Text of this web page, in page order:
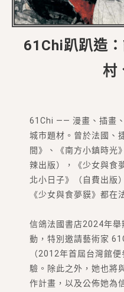
61Chi趴趴造
村
61Chi —— 漫畫、插畫
城市題材。曾於法國、
間》、《南方小鎮時光
辣出版），《少女與食
北小日子》（自費出版
《少女與食夢貘》都在
信鴿法國書店2024年
動，特別邀請藝術家
（2012年首屆台灣館
驗。除此之外，她也將
作計畫，以及公佈她為